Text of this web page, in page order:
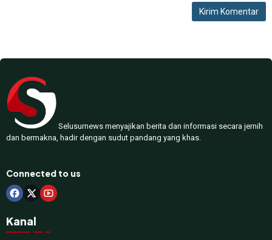
Selusurnews menyajikan berita dan informasi secara jernih
dan bermakna, hadir dengan sudut pandang yang khas.
Connected to us
Kanal